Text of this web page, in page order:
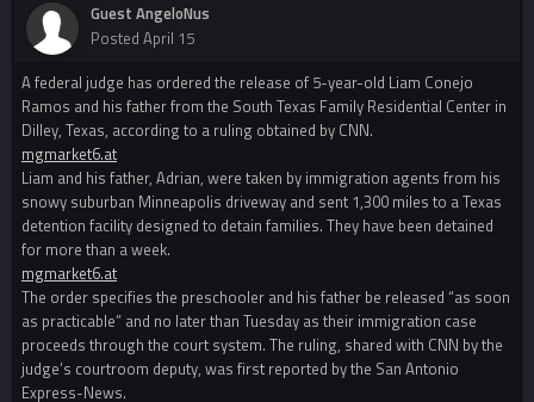
Guest AngeloNus
Posted April 15
A federal judge has ordered the release of 5-year-old Liam Conejo
Ramos and his father from the South Texas Family Residential Center in
Dilley, Texas, according to a ruling obtained by CNN.
mgmarket6.at
Liam and his father, Adrian, were taken by immigration agents from his
snowy suburban Minneapolis driveway and sent 1,300 miles to a Texas
detention facility designed to detain families. They have been detained
for more than a week.
mgmarket6.at
The order specifies the preschooler and his father be released “as soon
as practicable” and no later than Tuesday as their immigration case
proceeds through the court system. The ruling, shared with CNN by the
judge’s courtroom deputy, was first reported by the San Antonio
Express-News.